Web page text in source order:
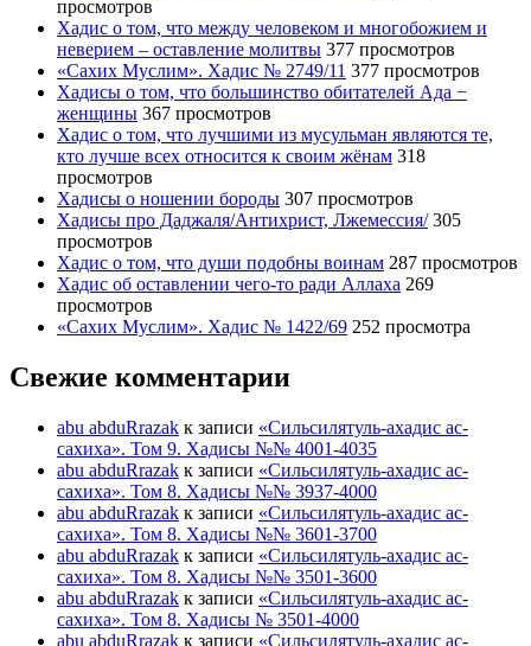
просмотров
Хадис о том, что между человеком и многобожием и
неверием – оставление молитвы 377 просмотров
«Сахих Муслим». Хадис № 2749/11 377 просмотров
Хадисы о том, что большинство обитателей Ада −
женщины 367 просмотров
Хадис о том, что лучшими из мусульман являются те,
кто лучше всех относится к своим жёнам 318
просмотров
Хадисы о ношении бороды 307 просмотров
Хадисы про Даджаля/Антихрист, Лжемессия/ 305
просмотров
Хадис о том, что души подобны воинам 287 просмотров
Хадис об оставлении чего-то ради Аллаха 269
просмотров
«Сахих Муслим». Хадис № 1422/69 252 просмотра
Свежие комментарии
abu abduRrazak к записи «Сильсилятуль-ахадис ас-
сахиха». Том 9. Хадисы №№ 4001-4035
abu abduRrazak к записи «Сильсилятуль-ахадис ас-
сахиха». Том 8. Хадисы №№ 3937-4000
abu abduRrazak к записи «Сильсилятуль-ахадис ас-
сахиха». Том 8. Хадисы №№ 3601-3700
abu abduRrazak к записи «Сильсилятуль-ахадис ас-
сахиха». Том 8. Хадисы №№ 3501-3600
abu abduRrazak к записи «Сильсилятуль-ахадис ас-
сахиха». Том 8. Хадисы № 3501-4000
abu abduRrazak к записи «Сильсилятуль-ахадис ас-